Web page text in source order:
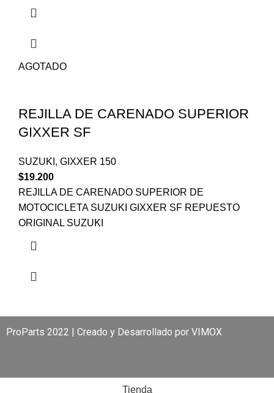
AGOTADO
REJILLA DE CARENADO SUPERIOR
GIXXER SF
SUZUKI , GIXXER 150
$19.200
REJILLA DE CARENADO SUPERIOR DE
MOTOCICLETA SUZUKI GIXXER SF REPUESTO
ORIGINAL SUZUKI
ProParts 2022 | Creado y Desarrollado por VIMOX
Tienda